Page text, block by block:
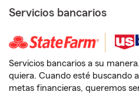
Servicios bancarios
Servicios bancarios a su
quiera. Cuando esté buscando
metas financieras, queremos